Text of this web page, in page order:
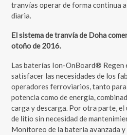
tranvías operar de forma continua
diaria.
El sistema de tranvía de Doha
otoño de 2016.
Las baterías Ion-OnBoard® Regen
satisfacer las necesidades de los
operadores ferroviarios, tanto para
potencia como de energía,
carga y descarga. Por otra parte, el
de litio sin necesidad de
Monitoreo de la batería avanzada